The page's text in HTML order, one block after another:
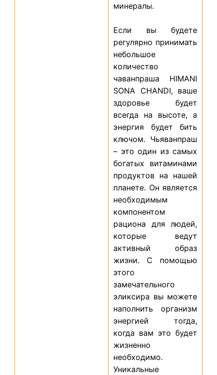
минералы.
Если вы будете
регулярно принимать
небольшое
количество
чаванпраша HIMANI
SONA CHANDI, ваше
здоровье будет
всегда на высоте, а
энергия будет бить
ключом. Чьяванпраш
– это один из самых
богатых витаминами
продуктов на нашей
планете. Он является
необходимым
компонентом
рациона для людей,
которые ведут
активный образ
жизни. С помощью
этого
замечательного
эликсира вы можете
наполнить организм
энергией тогда,
когда вам это будет
жизненно
необходимо.
Уникальные